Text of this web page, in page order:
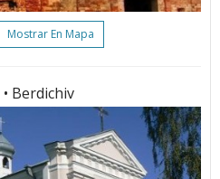
Mostrar En Mapa
• Berdichiv